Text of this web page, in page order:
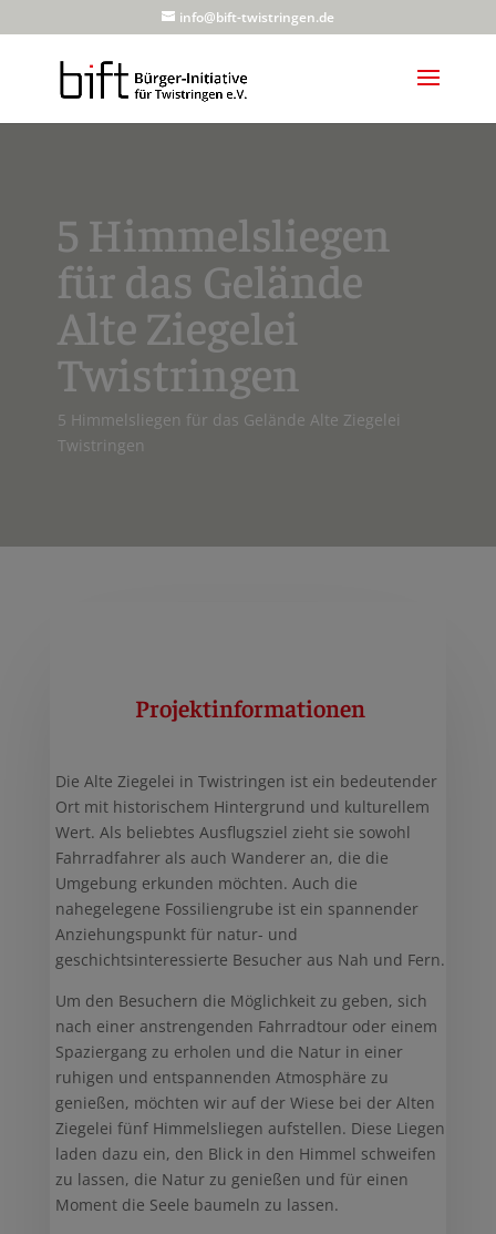
info@bift-twistringen.de
5 Himmelsliegen
für das Gelände
Alte Ziegelei
Twistringen
5 Himmelsliegen für das Gelände Alte Ziegelei
Twistringen
Projektinformationen
Die Alte Ziegelei in Twistringen ist ein bedeutender
Ort mit historischem Hintergrund und kulturellem
Wert. Als beliebtes Ausflugsziel zieht sie sowohl
Fahrradfahrer als auch Wanderer an, die die
Umgebung erkunden möchten. Auch die
nahegelegene Fossiliengrube ist ein spannender
Anziehungspunkt für natur- und
geschichtsinteressierte Besucher aus Nah und Fern.
Um den Besuchern die Möglichkeit zu geben, sich
nach einer anstrengenden Fahrradtour oder einem
Spaziergang zu erholen und die Natur in einer
ruhigen und entspannenden Atmosphäre zu
genießen, möchten wir auf der Wiese bei der Alten
Ziegelei fünf Himmelsliegen aufstellen. Diese Liegen
laden dazu ein, den Blick in den Himmel schweifen
zu lassen, die Natur zu genießen und für einen
Moment die Seele baumeln zu lassen.